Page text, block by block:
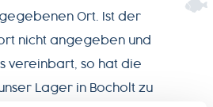
Ort. Ist der
nicht angegeben und
vereinbart, so hat die
Lager in Bocholt zu